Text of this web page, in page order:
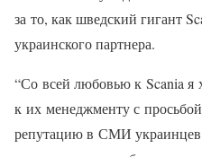
за то, как шведский гигант
украинского партнера.
“Со всей любовью к Scania я
к их менеджменту с
репутацию в СМИ